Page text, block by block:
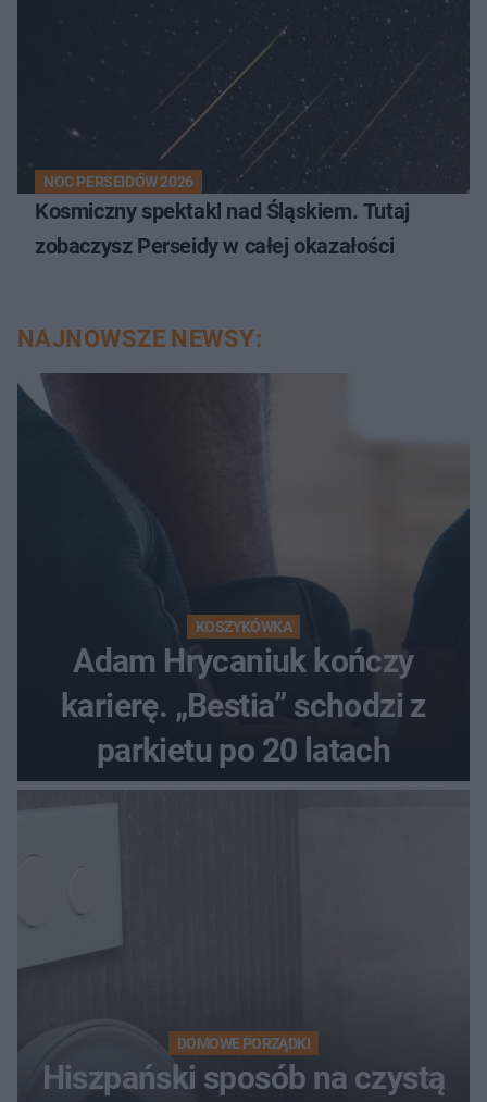
NOC PERSEIDÓW 2026
Kosmiczny spektakl nad Śląskiem. Tutaj
zobaczysz Perseidy w całej okazałości
NAJNOWSZE NEWSY:
KOSZYKÓWKA
Adam Hrycaniuk kończy
karierę. „Bestia” schodzi z
parkietu po 20 latach
DOMOWE PORZĄDKI
Hiszpański sposób na czystą